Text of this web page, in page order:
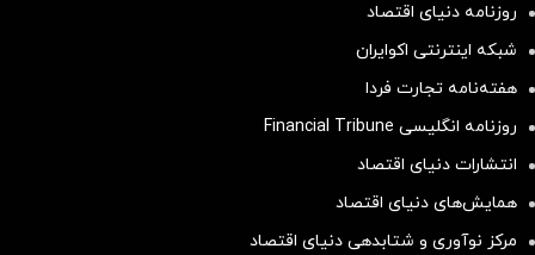
روزنامه دنیای اقتصاد
شبکه اینترنتی اکوایران
هفته‌نامه تجارت فردا
روزنامه انگلیسی Financial Tribune
انتشارات دنیای اقتصاد
همایش‌های دنیای اقتصاد
مرکز نوآوری و شتابدهی دنیای اقتصاد